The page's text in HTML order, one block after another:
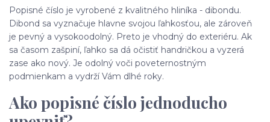
Popisné číslo je vyrobené z kvalitného hliníka - dibondu.
Dibond sa vyznačuje hlavne svojou ľahkosťou, ale zároveň
je pevný a vysokoodolný. Preto je vhodný do exteriéru. Ak
sa časom zašpiní, ľahko sa dá očistiť handričkou a vyzerá
zase ako nový. Je odolný voči poveternostným
podmienkam a vydrží Vám dlhé roky.
Ako popisné číslo jednoducho